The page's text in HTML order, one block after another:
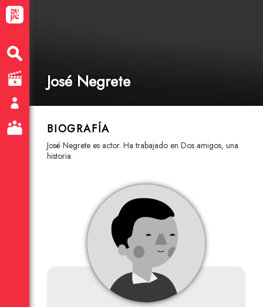
José Negrete
BIOGRAFÍA
José Negrete es actor. Ha trabajado en Dos amigos, una
historia.